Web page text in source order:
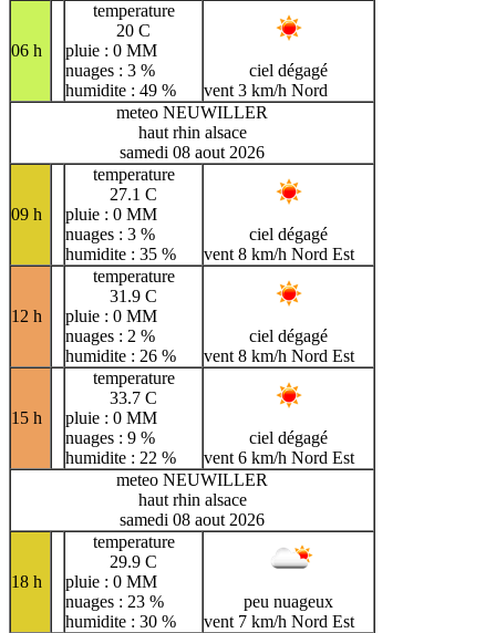
06 h
temperature
20 C
pluie : 0 MM
nuages : 3 %
humidite : 49 %
ciel dégagé
vent 3 km/h Nord
meteo NEUWILLER
haut rhin alsace
samedi 08 aout 2026
09 h
temperature
27.1 C
pluie : 0 MM
nuages : 3 %
humidite : 35 %
ciel dégagé
vent 8 km/h Nord Est
12 h
temperature
31.9 C
pluie : 0 MM
nuages : 2 %
humidite : 26 %
ciel dégagé
vent 8 km/h Nord Est
15 h
temperature
33.7 C
pluie : 0 MM
nuages : 9 %
humidite : 22 %
ciel dégagé
vent 6 km/h Nord Est
meteo NEUWILLER
haut rhin alsace
samedi 08 aout 2026
18 h
temperature
29.9 C
pluie : 0 MM
nuages : 23 %
humidite : 30 %
peu nuageux
vent 7 km/h Nord Est